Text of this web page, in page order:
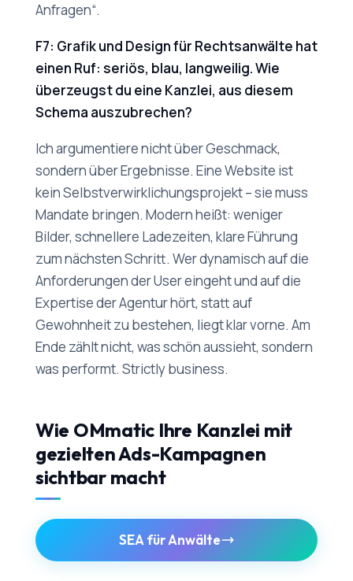
Anfragen“.
F7: Grafik und Design für Rechtsanwälte hat
einen Ruf: seriös, blau, langweilig. Wie
überzeugst du eine Kanzlei, aus diesem
Schema auszubrechen?
Ich argumentiere nicht über Geschmack,
sondern über Ergebnisse. Eine Website ist
kein Selbstverwirklichungsprojekt – sie muss
Mandate bringen. Modern heißt: weniger
Bilder, schnellere Ladezeiten, klare Führung
zum nächsten Schritt. Wer dynamisch auf die
Anforderungen der User eingeht und auf die
Expertise der Agentur hört, statt auf
Gewohnheit zu bestehen, liegt klar vorne. Am
Ende zählt nicht, was schön aussieht, sondern
was performt. Strictly business.
Wie OMmatic Ihre Kanzlei mit
gezielten Ads-Kampagnen
sichtbar macht
SEA für Anwälte